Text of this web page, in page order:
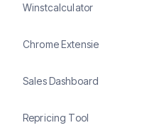
Winstcalculator
Chrome Extensie
Sales Dashboard
Repricing Tool